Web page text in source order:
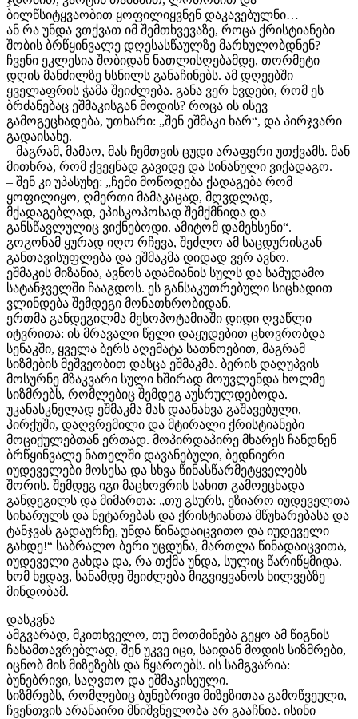
ბილწსიტყვაობით ყოფილიყვნენ დაკავებულნი…
ან რა უნდა ვთქვათ იმ შემთხვევაზე, როცა ქრისტიანები
შობის ბრწყინვალე დღესასწაულზე მარხულობდნენ?
ჩვენი ეკლესია შობიდან ნათლისღებამდე, თორმეტი
დღის მანძილზე ხსნილს განაჩინებს. ამ დღეებში
ყველაფრის ჭამა შეიძლება. განა ვერ ხვდები, რომ ეს
ბრძანებაც ეშმაკისგან მოდის? როცა ის ისევ
გამოგეცხადება, უთხარი: „შენ ეშმაკი ხარ“, და პირჯვარი
გადაისახე.
– მაგრამ, მამაო, მას ჩემთვის ცუდი არაფერი უთქვამს. მან
მითხრა, რომ ქვეყნად გავიდე და სინანული ვიქადაგო.
– შენ კი უპასუხე: „ჩემი მოწოდება ქადაგება რომ
ყოფილიყო, ღმერთი მამაკაცად, მღვდლად,
მქადაგებლად, ეპისკოპოსად შემქმნიდა და
განსწავლულიც ვიქნებოდი. ამიტომ დამეხსენი“.
გოგონამ ყურად იღო რჩევა, შეძლო ამ საცდურისგან
განთავისუფლება და ეშმაკმა დიდად ვერ ავნო.
ეშმაკის მიზანია, ავნოს ადამიანის სულს და სამუდამო
სატანჯველში ჩააგდოს. ეს განსაკუთრებული სიცხადით
ვლინდება შემდეგი მონათხრობიდან.
ერთმა განდეგილმა მესოპოტამიაში დიდი ღვაწლი
იტვრითა: ის მრავალი წელი დაყუდებით ცხოვრობდა
სენაკში, ყველა ბერს აღემატა სათნოებით, მაგრამ
სიზმების მეშვეობით დასცა ეშმაკმა. ბერის დაღუპვის
მოსურნე მზაკვარი სული ხშირად მოუვლენდა ხოლმე
სიზმრებს, რომლებიც შემდეგ აუსრულდებოდა.
უკანასკნელად ეშმაკმა მას დაანახვა გაშავებული,
პირქუში, დაღვრემილი და მტირალი ქრისტიანები
მოციქულებთან ერთად. მოპირდაპირე მხარეს ჩანდნენ
ბრწყინვალე ნათელში დავანებული, ბედნიერი
იუდეველები მოსესა და სხვა წინასწარმეტყველებს
შორის. შემდეგ იგი მაცხოვრის სახით გამოეცხადა
განდეგილს და მიმართა: „თუ გსურს, ეზიარო იუდეველთა
სიხარულს და ნეტარებას და ქრისტიანთა მწუხარებასა და
ტანჯვას გადაურჩე, უნდა წინადაიცვითო და იუდეველი
გახდე!“ საბრალო ბერი უცდუნა, მართლა წინადაიცვითა,
იუდეველი გახდა და, რა თქმა უნდა, სულიც წარიწყმიდა.
ხომ ხედავ, სანამდე შეიძლება მიგვიყვანოს ხილვებზე
მინდობამ.
დასკვნა
ამგვარად, მკითხველო, თუ მოთმინება გეყო ამ წიგნის
ჩასამთავრებლად, შენ უკვე იცი, საიდან მოდის სიზმრები,
იცნობ მის მიზეზებს და წყაროებს. ის სამგვარია:
ბუნებრივი, საღვთო და ეშმაკისეული.
სიზმრებს, რომლებიც ბუნებრივი მიზეზითაა გამოწვეული,
ჩვენთვის არანაირი მნიშვნელობა არ გააჩნია. ისინი